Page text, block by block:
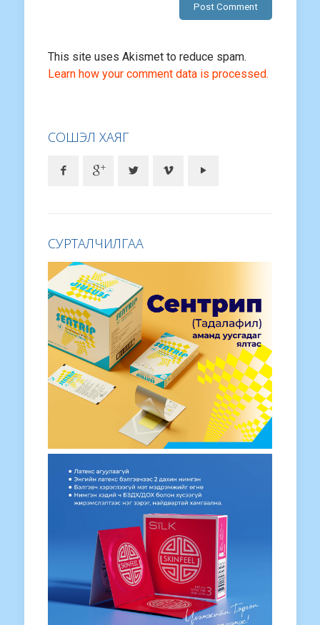
This site uses Akismet to reduce spam.
Learn how your comment data is processed.
СОШЭЛ ХАЯГ
СУРТАЛЧИЛГАА